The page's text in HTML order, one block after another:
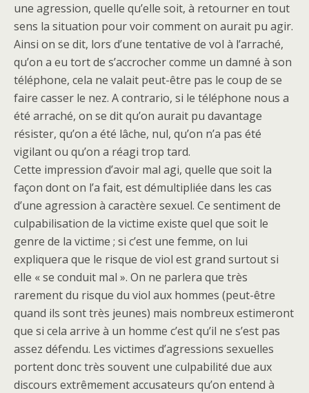
une agression, quelle qu’elle soit, à retourner en tout
sens la situation pour voir comment on aurait pu agir.
Ainsi on se dit, lors d’une tentative de vol à l’arraché,
qu’on a eu tort de s’accrocher comme un damné à son
téléphone, cela ne valait peut-être pas le coup de se
faire casser le nez. A contrario, si le téléphone nous a
été arraché, on se dit qu’on aurait pu davantage
résister, qu’on a été lâche, nul, qu’on n’a pas été
vigilant ou qu’on a réagi trop tard.
Cette impression d’avoir mal agi, quelle que soit la
façon dont on l’a fait, est démultipliée dans les cas
d’une agression à caractère sexuel. Ce sentiment de
culpabilisation de la victime existe quel que soit le
genre de la victime ; si c’est une femme, on lui
expliquera que le risque de viol est grand surtout si
elle « se conduit mal ». On ne parlera que très
rarement du risque du viol aux hommes (peut-être
quand ils sont très jeunes) mais nombreux estimeront
que si cela arrive à un homme c’est qu’il ne s’est pas
assez défendu. Les victimes d’agressions sexuelles
portent donc très souvent une culpabilité due aux
discours extrêmement accusateurs qu’on entend à